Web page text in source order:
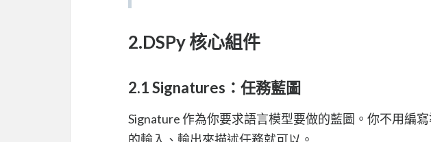
2.DSPy 核心組件
2.1 Signatures：任務藍圖
Signature 作為你要求語言模型要做的藍圖。你不用編